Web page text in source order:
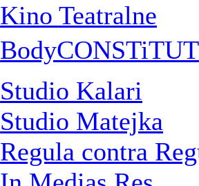
Kino Teatralne
Studio Kalari
Studio Matejka
Regula contra